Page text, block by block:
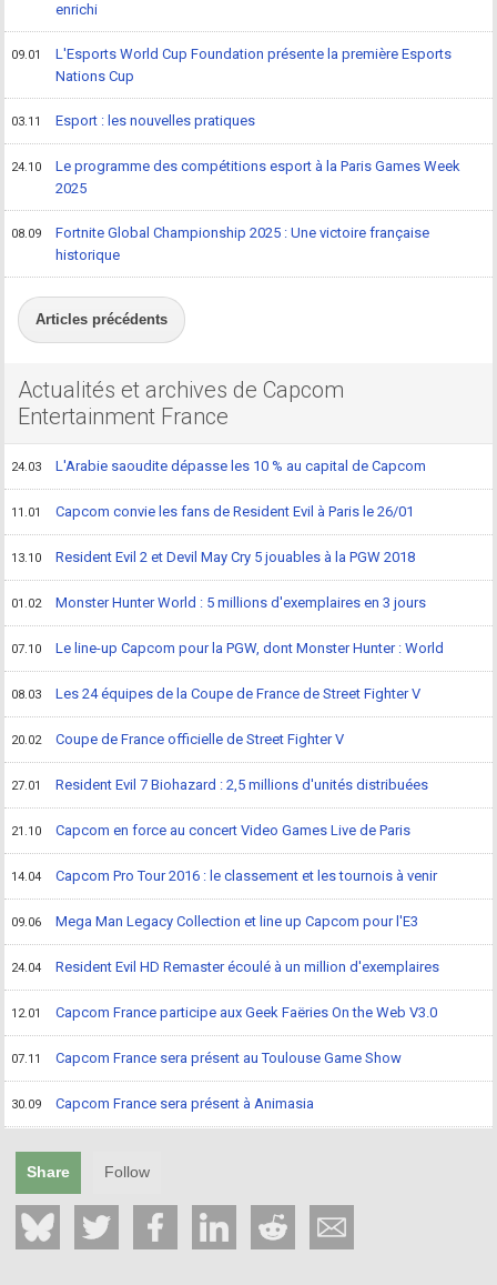
enrichi
09.01
L'Esports World Cup Foundation présente la première Esports
Nations Cup
03.11 Esport : les nouvelles pratiques
24.10
Le programme des compétitions esport à la Paris Games Week
2025
08.09
Fortnite Global Championship 2025 : Une victoire française
historique
Articles précédents
Actualités et archives de Capcom
Entertainment France
24.03 L'Arabie saoudite dépasse les 10 % au capital de Capcom
11.01 Capcom convie les fans de Resident Evil à Paris le 26/01
13.10 Resident Evil 2 et Devil May Cry 5 jouables à la PGW 2018
01.02 Monster Hunter World : 5 millions d'exemplaires en 3 jours
07.10 Le line-up Capcom pour la PGW, dont Monster Hunter : World
08.03 Les 24 équipes de la Coupe de France de Street Fighter V
20.02 Coupe de France officielle de Street Fighter V
27.01 Resident Evil 7 Biohazard : 2,5 millions d'unités distribuées
21.10 Capcom en force au concert Video Games Live de Paris
14.04 Capcom Pro Tour 2016 : le classement et les tournois à venir
09.06 Mega Man Legacy Collection et line up Capcom pour l'E3
24.04 Resident Evil HD Remaster écoulé à un million d'exemplaires
12.01 Capcom France participe aux Geek Faëries On the Web V3.0
07.11 Capcom France sera présent au Toulouse Game Show
30.09 Capcom France sera présent à Animasia
Share Follow